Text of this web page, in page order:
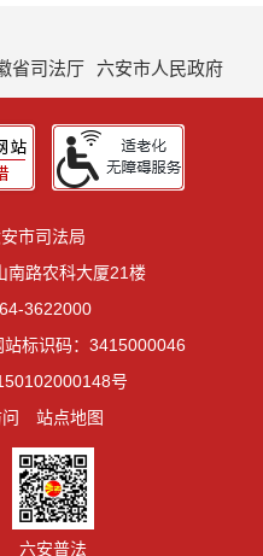
省司法厅 六安市人民政府
市司法局
南路农科大厦21楼
3622000
站标识码：3415000046
号
站点地图
六安普法